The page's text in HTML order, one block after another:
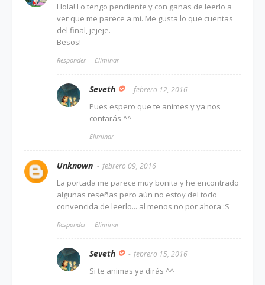
Hola! Lo tengo pendiente y con ganas de leerlo a
ver que me parece a mi. Me gusta lo que cuentas
del final, jejeje.
Besos!
Responder Eliminar
Seveth febrero 12, 2016
Pues espero que te animes y ya nos
contarás ^^
Eliminar
Unknown febrero 09, 2016
La portada me parece muy bonita y he encontrado
algunas reseñas pero aún no estoy del todo
convencida de leerlo... al menos no por ahora :S
Responder Eliminar
Seveth febrero 15, 2016
Si te animas ya dirás ^^